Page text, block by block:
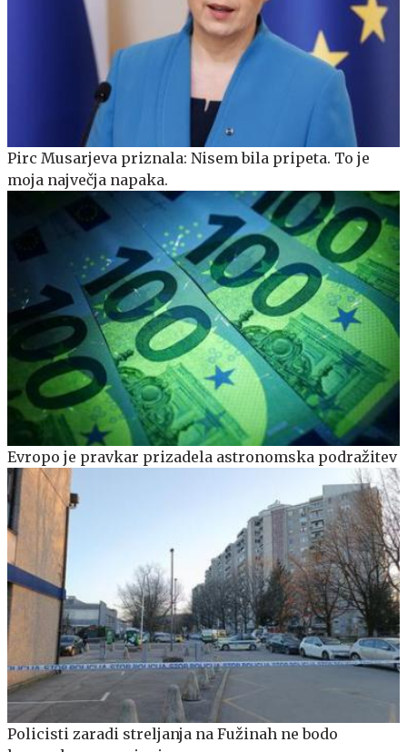
Pirc Musarjeva priznala: Nisem bila pripeta. To je
moja največja napaka.
Evropo je pravkar prizadela astronomska podražitev
Policisti zaradi streljanja na Fužinah ne bodo